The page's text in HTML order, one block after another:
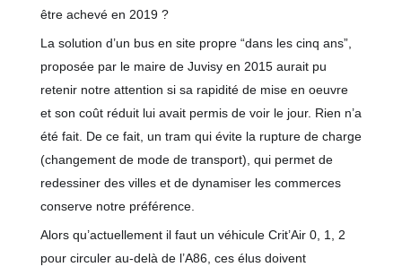
être achevé en 2019 ?
La solution d’un bus en site propre “dans les cinq ans”,
proposée par le maire de Juvisy en 2015 aurait pu
retenir notre attention si sa rapidité de mise en oeuvre
et son coût réduit lui avait permis de voir le jour. Rien n’a
été fait. De ce fait, un tram qui évite la rupture de charge
(changement de mode de transport), qui permet de
redessiner des villes et de dynamiser les commerces
conserve notre préférence.
Alors qu’actuellement il faut un véhicule Crit’Air 0, 1, 2
pour circuler au-delà de l’A86, ces élus doivent